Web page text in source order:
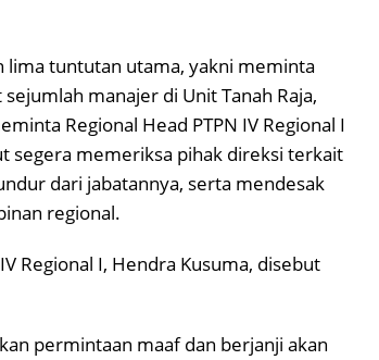
lima tuntutan utama, yakni meminta
manajer di Unit Tanah Raja,
Regional Head PTPN IV Regional I
segera memeriksa pihak direksi terkait
dari jabatannya, serta mendesak
regional.
Regional I, Hendra Kusuma, disebut
permintaan maaf dan berjanji akan